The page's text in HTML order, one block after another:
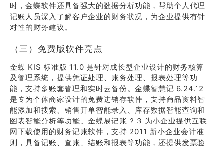
时，金蝶软件还具备强大的数据分析功能，帮助个人代理
记账人员深入了解客户企业的财务状况，为企业提供有针
对性的财务建议。
（三）免费版软件亮点
金蝶 KIS 标准版 11.0 是针对成长型企业设计的财务核算
及管理系统，提供凭证处理、账务处理、报表处理等功
能，支持多账套管理和实时云备份。金蝶智慧记 6.24.12
是专为个体商家设计的免费进销存软件，支持商品资料智
能添加和搜索、销售开单智能录入、库存数据智能查询和
图表智能分析等功能。金蝶易记账 2.3 为小企业提供互联
网下载使用的财务记账软件，支持 2011 新小企业会计准
则，具备记账、查账、结账和报表等功能，还提供发票验